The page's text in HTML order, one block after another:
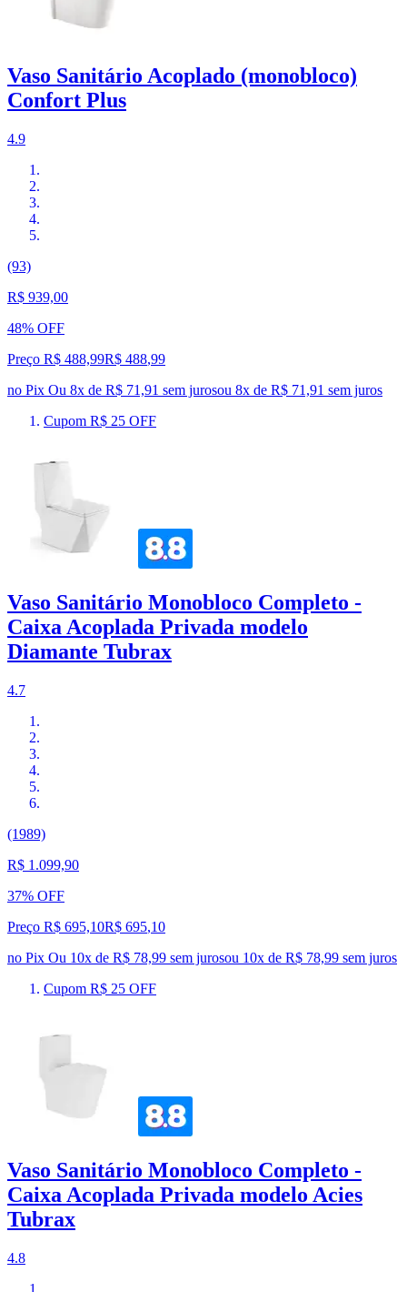
Vaso Sanitário Acoplado (monobloco)
Confort Plus
4.9
(93)
R$ 939,00
48% OFF
Preço R$ 488,99R$ 488,99
no Pix Ou 8x de R$ 71,91 sem jurosou 8x de R$ 71,91 sem juros
Cupom R$ 25 OFF
Vaso Sanitário Monobloco Completo -
Caixa Acoplada Privada modelo
Diamante Tubrax
4.7
(1989)
R$ 1.099,90
37% OFF
Preço R$ 695,10R$ 695,10
no Pix Ou 10x de R$ 78,99 sem jurosou 10x de R$ 78,99 sem juros
Cupom R$ 25 OFF
Vaso Sanitário Monobloco Completo -
Caixa Acoplada Privada modelo Acies
Tubrax
4.8